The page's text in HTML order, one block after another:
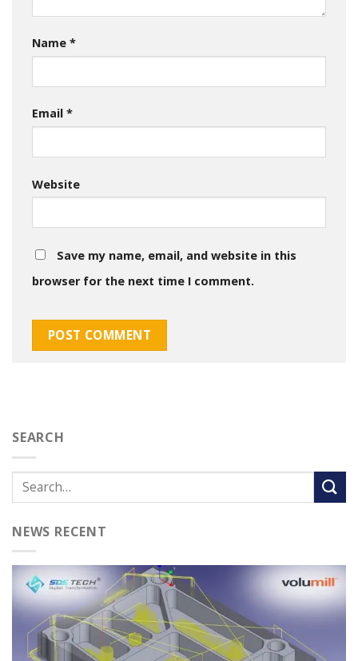
Name *
Email *
Website
Save my name, email, and website in this
browser for the next time I comment.
SEARCH
NEWS RECENT